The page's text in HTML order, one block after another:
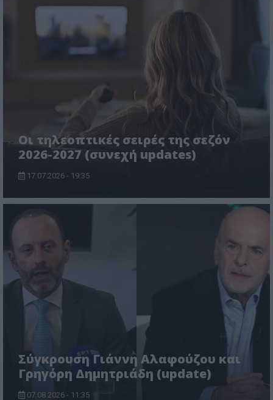
Οι τηλεοπτικές σειρές της σεζόν
2026-2027 (συνεχή updates)
17.07.2026 - 19:35
Σύγκρουση Γιάννη Αλαφούζου και
Γρηγόρη Δημητριάδη (update)
07.08.2026 - 11:35